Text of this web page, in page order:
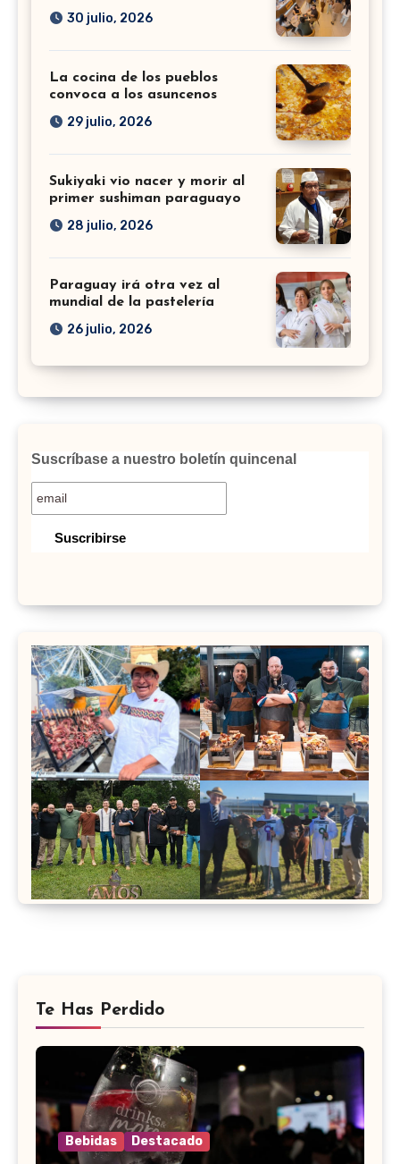
30 julio, 2026
La cocina de los pueblos
convoca a los asuncenos
29 julio, 2026
Sukiyaki vio nacer y morir al
primer sushiman paraguayo
28 julio, 2026
Paraguay irá otra vez al
mundial de la pastelería
26 julio, 2026
Suscríbase a nuestro boletín quincenal
Te Has Perdido
Bebidas Destacado